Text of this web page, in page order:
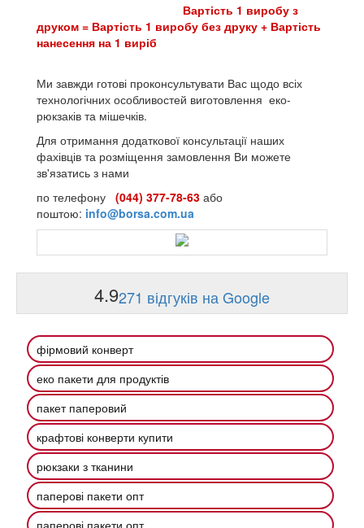
Вартість 1 виробу з
друком = Вартість 1 виробу без друку + Вартість
нанесення на 1 виріб
Ми завжди готові проконсультувати Вас щодо всіх
технологічних особливостей виготовлення еко-
рюкзаків та мішечків.
Для отримання додаткової консультації наших
фахівців та розміщення замовлення Ви можете
зв'язатись з нами
по телефону (044) 377-78-63 або
поштою: info@borsa.com.ua
4.9271 відгуків на Google
фірмовий конверт
еко пакети для продуктів
пакет паперовий
крафтові конверти купити
рюкзаки з тканини
паперові пакети опт